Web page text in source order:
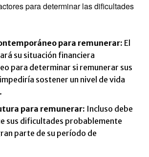
para determinar las dificultades
para remunerar: El
su situación financiera
para determinar si remunerar sus
sostener un nivel de vida
para remunerar: Incluso debe
sus dificultades probablemente
parte de su período de